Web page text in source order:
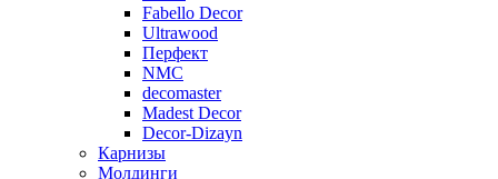
Fabello Decor
Ultrawood
Перфект
NMC
decomaster
Madest Decor
Decor-Dizayn
Карнизы
Молдинги